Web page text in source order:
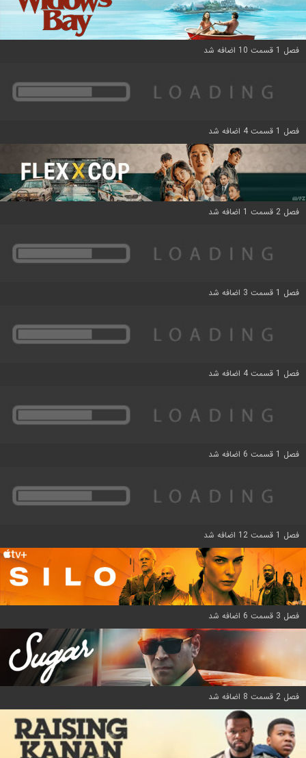
فصل 1 قسمت 10 اضافه شد
فصل 1 قسمت 4 اضافه شد
فصل 2 قسمت 1 اضافه شد
فصل 1 قسمت 3 اضافه شد
فصل 1 قسمت 4 اضافه شد
فصل 1 قسمت 6 اضافه شد
فصل 1 قسمت 12 اضافه شد
فصل 3 قسمت 6 اضافه شد
فصل 2 قسمت 8 اضافه شد